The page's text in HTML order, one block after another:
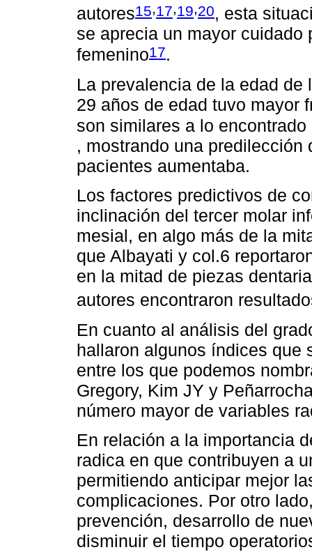
autores15 17 19 20, esta
se aprecia un mayor
femenino17.
La prevalencia de la edad
29 años de edad tuvo mayor
son similares a lo
, mostrando una
pacientes aumentaba.
Los factores predictivos de
inclinación del tercer molar
mesial, en algo más de la
que Albayati y col.6
en la mitad de piezas
autores encontraron
En cuanto al análisis del
hallaron algunos índices que
entre los que podemos
Gregory, Kim JY y
número mayor de variables
En relación a la importancia
radica en que contribuyen a
permitiendo anticipar mejor
complicaciones. Por otro
prevención, desarrollo de
disminuir el tiempo